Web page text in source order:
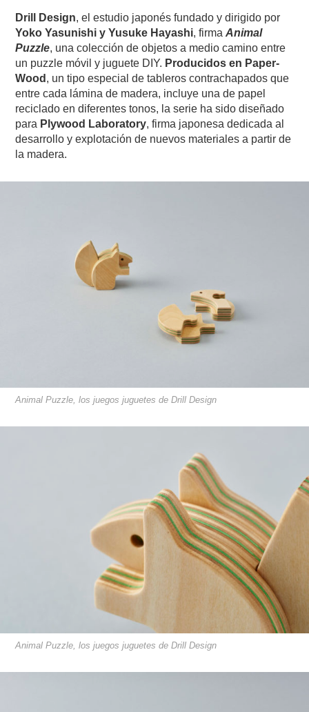
Drill Design, el estudio japonés fundado y dirigido por
Yoko Yasunishi y Yusuke Hayashi, firmaAnimal
Puzzle, una colección de objetos a medio camino entre
un puzzle móvil y juguete DIY. Producidos en Paper-
Wood , un tipo especial de tableros contrachapados que
entre cada lámina de madera, incluye una de papel
reciclado en diferentes tonos, la serie ha sido diseñado
para Plywood Laboratory, firma japonesa dedicada al
desarrollo y explotación de nuevos materiales a partir de
la madera.
Animal Puzzle, los juegos juguetes de Drill Design
Animal Puzzle, los juegos juguetes de Drill Design